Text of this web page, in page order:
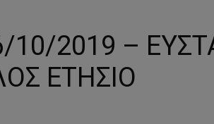
2019 –
ΕΤΗΣΙΟ